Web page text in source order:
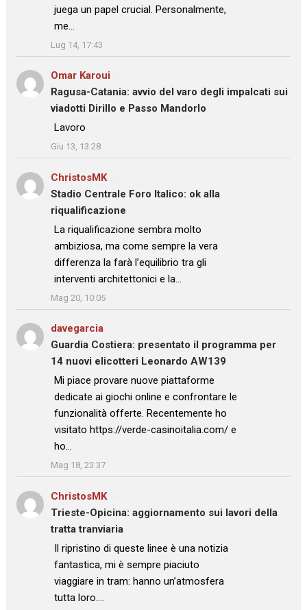
juega un papel crucial. Personalmente,
me…
”
Lug 14, 17:43
Omar Karoui
Ragusa-Catania: avvio del varo degli impalcati sui
viadotti Dirillo e Passo Mandorlo
: “Lavoro
”
Giu 13, 13:28
ChristosMKsu
Stadio Centrale Foro Italico: ok alla
riqualificazione
: “La riqualificazione sembra molto
ambiziosa, ma come sempre la vera
differenza la farà l’equilibrio tra gli
interventi architettonici e la…
”
Mag 20, 10:05
davegarcia
Guardia Costiera: presentato il programma per
14 nuovi elicotteri Leonardo AW139
: “
Mi piace provare nuove piattaforme
dedicate ai giochi online e confrontare le
funzionalità offerte. Recentemente ho
visitato https://verde-casinoitalia.com/ e
ho…
”
Mag 18, 23:37
ChristosMKsu
Trieste-Opicina: aggiornamento sui lavori della
tratta tranviaria
: “
Il ripristino di queste linee è una notizia
fantastica, mi è sempre piaciuto
viaggiare in tram: hanno un’atmosfera
tutta loro.…
”